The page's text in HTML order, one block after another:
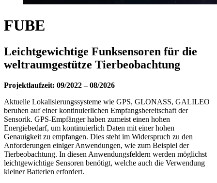
FUBE
Leichtgewichtige Funksensoren für die
weltraumgestütze Tierbeobachtung
Projektlaufzeit: 09/2022 – 08/2026
Aktuelle Lokalisierungssysteme wie GPS, GLONASS, GALILEO
beruhen auf einer kontinuierlichen Empfangsbereitschaft der
Sensorik. GPS-Empfänger haben zumeist einen hohen
Energiebedarf, um kontinuierlich Daten mit einer hohen
Genauigkeit zu empfangen. Dies steht im Widerspruch zu den
Anforderungen einiger Anwendungen, wie zum Beispiel der
Tierbeobachtung. In diesen Anwendungsfeldern werden möglichst
leichtgewichtige Sensoren benötigt, welche auch die Verwendung
kleiner Batterien erfordert.